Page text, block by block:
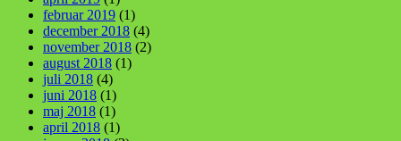
februar 2019 (1)
december 2018 (4)
november 2018 (2)
august 2018 (1)
juli 2018 (4)
juni 2018 (1)
maj 2018 (1)
april 2018 (1)